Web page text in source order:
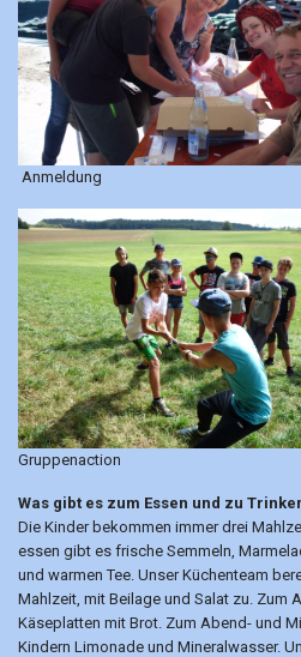
Anmeldung
Gruppenaction
Was gibt es zum Essen und zu
Die Kinder bekommen immer drei
essen gibt es frische Semmeln,
und warmen Tee. Unser Küchenteam
Mahlzeit, mit Beilage und Salat zu. Zum
Käseplatten mit Brot. Zum Abend- und
Kindern Limonade und Mineralwasser.